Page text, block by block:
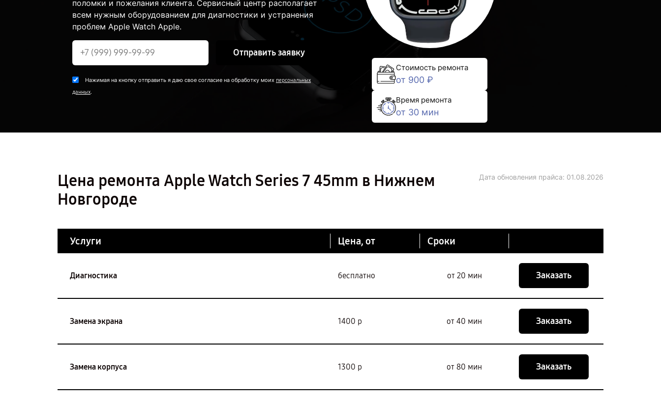
поломки и пожелания клиента. Сервисный центр располагает
всем нужным оборудованием для диагностики и устранения
проблем Apple Watch Apple.
Отправить заявку
Нажимая на кнопку отправить я даю свое согласие на обработку моих персональных
данных.
Стоимость ремонта
от 900 ₽
Время ремонта
от 30 мин
Цена ремонта Apple Watch Series 7 45mm в Нижнем
Новгороде
Дата обновления прайса: 01.08.2026
Услуги Цена, от Сроки
Диагностика бесплатно от 20 мин Заказать
Замена экрана 1400 р от 40 мин Заказать
Замена корпуса 1300 р от 80 мин Заказать